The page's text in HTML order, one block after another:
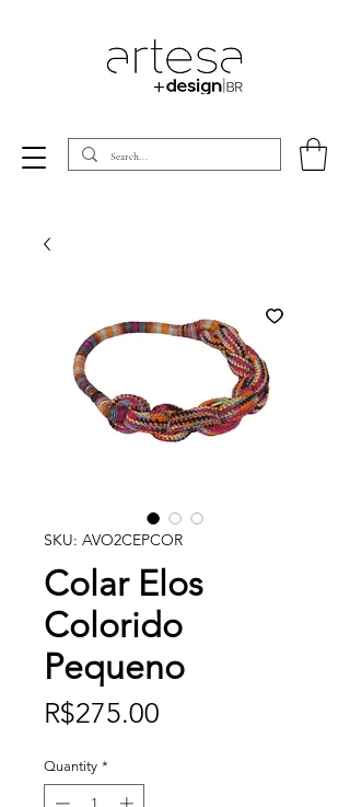
SKU: AVO2CEPCOR
Colar Elos
Colorido
Pequeno
R$275.00
Quantity *